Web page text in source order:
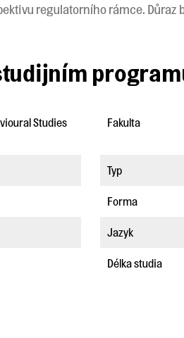
regulatorního rámce. Důraz
Studies Fakulta
Typ
Forma
Jazyk
Délka studia